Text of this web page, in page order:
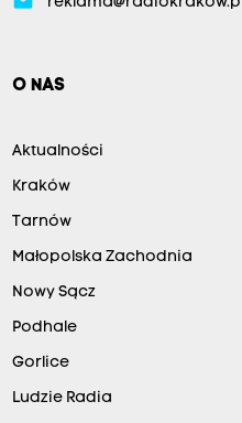
O NAS
Aktualności
Kraków
Tarnów
Małopolska Zachodnia
Nowy Sącz
Podhale
Gorlice
Ludzie Radia